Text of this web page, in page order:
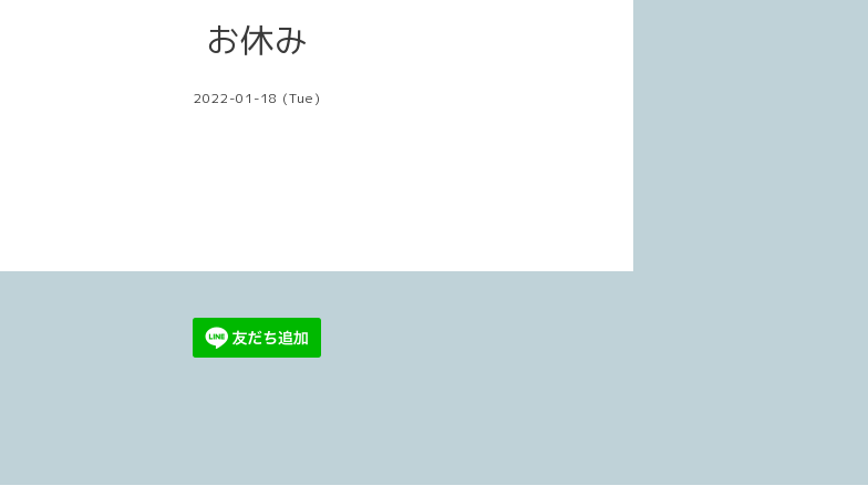
お休み
2022-01-18 (Tue)